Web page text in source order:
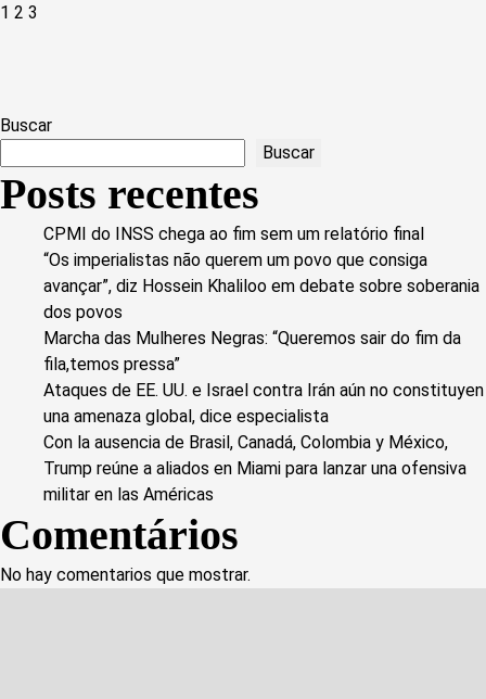
Paginación
entradas
1 2 3
Buscar
Buscar
Posts recentes
CPMI do INSS chega ao fim sem um relatório final
“Os imperialistas não querem um povo que consiga
avançar”, diz Hossein Khaliloo em debate sobre soberania
dos povos
Marcha das Mulheres Negras: “Queremos sair do fim da
fila,temos pressa”
Ataques de EE. UU. e Israel contra Irán aún no constituyen
una amenaza global, dice especialista
Con la ausencia de Brasil, Canadá, Colombia y México,
Trump reúne a aliados en Miami para lanzar una ofensiva
militar en las Américas
Comentários
No hay comentarios que mostrar.